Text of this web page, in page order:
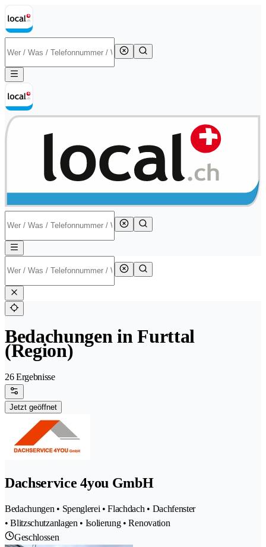
Bedachungen in Furttal
(Region)
26 Ergebnisse
Jetzt geöffnet
Dachservice 4you GmbH
Bedachungen • Spenglerei • Flachdach • Dachfenster
• Blitzschutzanlagen • Isolierung • Renovation
Geschlossen